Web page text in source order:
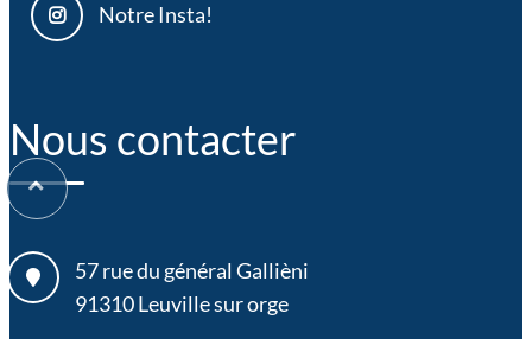
Notre Insta!
Nous contacter
57 rue du général Gallièni
91310Leuville sur orge